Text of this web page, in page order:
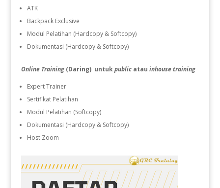
ATK
Backpack Exclusive
Modul Pelatihan (Hardcopy & Softcopy)
Dokumentasi (Hardcopy & Softcopy)
Online Training (Daring) untukpublic atau inhouse training
Expert Trainer
Sertifikat Pelatihan
Modul Pelatihan (Softcopy)
Dokumentasi (Hardcopy & Softcopy)
Host Zoom